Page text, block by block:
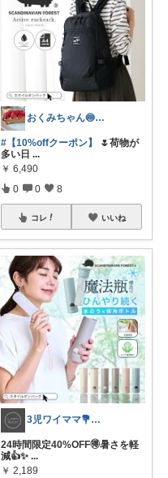
おくみちゃん🍥朝コレ界隈
#【10%offクーポン】
🌷荷物が
多い日 ...
￥ 6,490
0 0 8
コレ いいね
3児ワイママ💐バタバタでも回る暮らし✨
24時間限定40%OFF🉐暑さを軽
減👍✨ ...
￥ 2,189